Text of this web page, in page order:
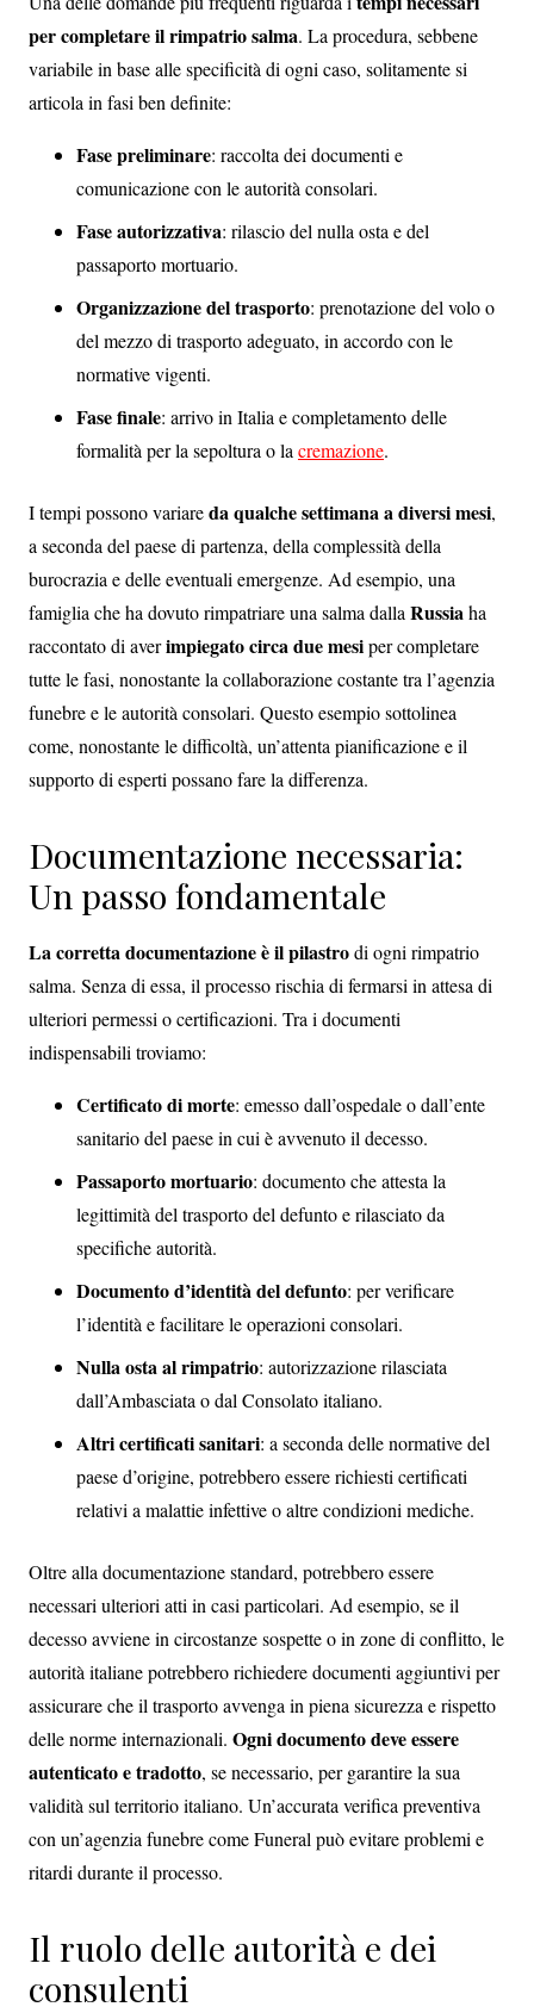
per completare il rimpatrio salma. La procedura, sebbene
variabile in base alle specificità di ogni caso, solitamente si
articola in fasi ben definite:
Fase preliminare: raccolta dei documenti e
comunicazione con le autorità consolari.
Fase autorizzativa: rilascio del nulla osta e del
passaporto mortuario.
Organizzazione del trasporto: prenotazione del volo o
del mezzo di trasporto adeguato, in accordo con le
normative vigenti.
Fase finale: arrivo in Italia e completamento delle
formalità per la sepoltura o la cremazione.
I tempi possono variareda qualche settimana a diversi mesi,
a seconda del paese di partenza, della complessità della
burocrazia e delle eventuali emergenze. Ad esempio, una
famiglia che ha dovuto rimpatriare una salma dalla Russiaha
raccontato di averimpiegato circa due mesiper completare
tutte le fasi, nonostante la collaborazione costante tra l’agenzia
funebre e le autorità consolari. Questo esempio sottolinea
come, nonostante le difficoltà, un’attenta pianificazione e il
supporto di esperti possano fare la differenza.
Documentazione necessaria:
Un passo fondamentale
La corretta documentazione è il pilastrodi ogni rimpatrio
salma. Senza di essa, il processo rischia di fermarsi in attesa di
ulteriori permessi o certificazioni. Tra i documenti
indispensabili troviamo:
Certificato di morte: emesso dall’ospedale o dall’ente
sanitario del paese in cui è avvenuto il decesso.
Passaporto mortuario: documento che attesta la
legittimità del trasporto del defunto e rilasciato da
specifiche autorità.
Documento d’identità del defunto: per verificare
l’identità e facilitare le operazioni consolari.
Nulla osta al rimpatrio: autorizzazione rilasciata
dall’Ambasciata o dal Consolato italiano.
Altri certificati sanitari: a seconda delle normative del
paese d’origine, potrebbero essere richiesti certificati
relativi a malattie infettive o altre condizioni mediche.
Oltre alla documentazione standard, potrebbero essere
necessari ulteriori atti in casi particolari. Ad esempio, se il
decesso avviene in circostanze sospette o in zone di conflitto, le
autorità italiane potrebbero richiedere documenti aggiuntivi per
assicurare che il trasporto avvenga in piena sicurezza e rispetto
delle norme internazionali. Ogni documento deve essere
autenticato e tradotto, se necessario, per garantire la sua
validità sul territorio italiano. Un’accurata verifica preventiva
con un’agenzia funebre come Funeral può evitare problemi e
ritardi durante il processo.
Il ruolo delle autorità e dei
consulenti